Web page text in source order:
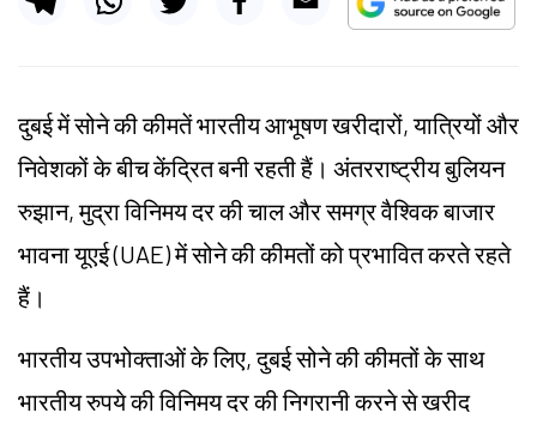
दुबई में सोने की कीमतें भारतीय आभूषण खरीदारों, यात्रियों और
निवेशकों के बीच केंद्रित बनी रहती हैं। अंतरराष्ट्रीय बुलियन
रुझान, मुद्रा विनिमय दर की चाल और समग्र वैश्विक बाजार
भावना यूएई (UAE) में सोने की कीमतों को प्रभावित करते रहते
हैं।
भारतीय उपभोक्ताओं के लिए, दुबई सोने की कीमतों के साथ
भारतीय रुपये की विनिमय दर की निगरानी करने से खरीद